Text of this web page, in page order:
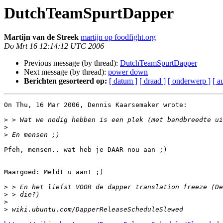
DutchTeamSpurtDapper
Martĳn van de Streek martijn op foodfight.org
Do Mrt 16 12:14:12 UTC 2006
Previous message (by thread): DutchTeamSpurtDapper
Next message (by thread): power down
Berichten gesorteerd op: [ datum ] [ draad ] [ onderwerp ] [
On Thu, 16 Mar 2006, Dennis Kaarsemaker wrote:
>
>
>
Pfeh, mensen.. wat heb je DAAR nou aan ;)
Maargoed: Meldt u aan! ;)
>
>
>
>